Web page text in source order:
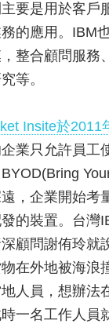
要是用於客戶
的應用。IBM
整合顧問服務
等。
Insite於2011
業只允許員工
，企業開始考
的裝置。台灣
顧問謝侑玲就
在外地被海浪
人員，想辦法
一名工作人員